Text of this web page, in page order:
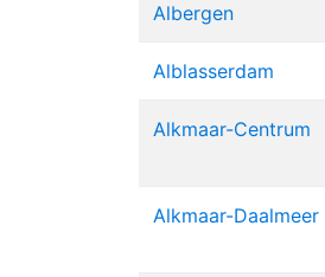
Albergen
Alblasserdam
Alkmaar-Centrum
Alkmaar-Daalmeer